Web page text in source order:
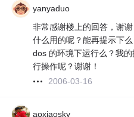
yanyaduo
非常感谢楼上的回答，谢
什么用的呢？能再提示下
dos 的环境下运行么？我
行操作呢？谢谢！
2006-03-16
aoxiaosky